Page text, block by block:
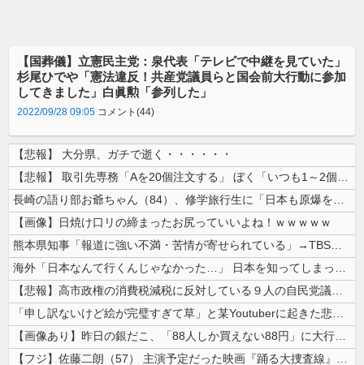
【国葬儀】立憲民主党：泉代表「テレビで中継を見ていた」
杉尾ひでや「憲法違反！共産党議員らと国会前大行動に参加
してきました」白眞勲「参列した」
2022/09/28 09:05 コメント(44)
【悲報】 大分県、ガチで逝く・・・・・・
【悲報】 取引先専務「Aを20個注文する」 ぼく「いつも1～2個しか使...
長崎の語り部お爺ちゃん（84）、修学旅行生に「日本も原爆を持たないと負...
【画像】日焼け口リの締まったお尻っていいよね！ｗｗｗｗｗ
熊本県知事「報道に強い不満・苦情が寄せられている」→TBSの報道特集が...
海外「日本なんて行くんじゃなかった…」 日本を知ってしまったディズニー...
【悲報】高市政権の消費税減税に反対している９人の自民党議員が全て判明！...
「申し訳ないけど絵が完璧すぎて草」と某Youtuberに起きた悲劇に目...
【画像あり】昨日の銀だこ、「88人しか買えない88円」に大行列をなす都...
【フジ】佐藤二朗（57） 主演予定だった映画『踊る大捜査線』スピンオフ...